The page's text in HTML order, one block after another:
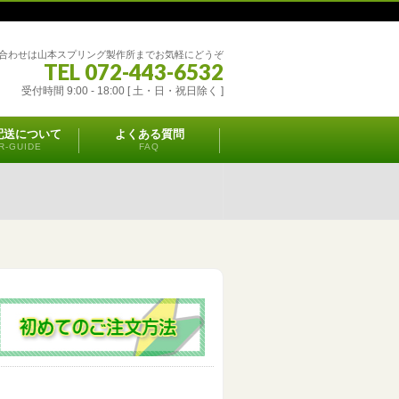
わせは山本スプリング製作所までお気軽にどうぞ
TEL 072-443-6532
受付時間 9:00 - 18:00 [ 土・日・祝日除く ]
について
GUIDE
よくある質問
FAQ